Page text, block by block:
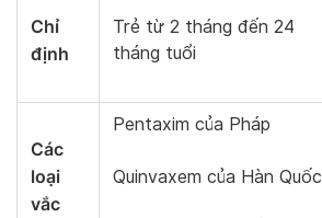
Chỉ
định
Trẻ từ 2 tháng đến 24
tháng tuổi
Các
loại
vắc
Pentaxim của Pháp
Quinvaxem của Hàn Quốc